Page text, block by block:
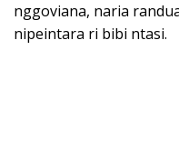
nggoviana, naria
nipeintara ri bibi ntasi.